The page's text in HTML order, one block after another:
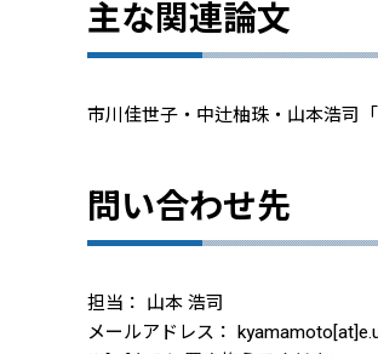
主な関連論文
市川佳世子・中辻柚珠・山本浩司
問い合わせ先
担当： 山本 浩司
メールアドレス：